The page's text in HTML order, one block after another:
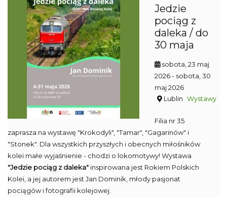
Jedzie
pociąg z
daleka / do
30 maja
sobota, 23 maj
2026- sobota, 30
maj 2026
Lublin Wystawy
Filia nr 35
zaprasza na wystawę "Krokodyli", "Tamar", "Gagarinów" i
"Stonek". Dla wszystkich przyszłych i obecnych miłośników
kolei małe wyjaśnienie - chodzi o lokomotywy! Wystawa
"Jedzie pociąg z daleka" inspirowana jest Rokiem Polskich
Kolei, a jej autorem jest Jan Dominik, młody pasjonat
pociągów i fotografii kolejowej.